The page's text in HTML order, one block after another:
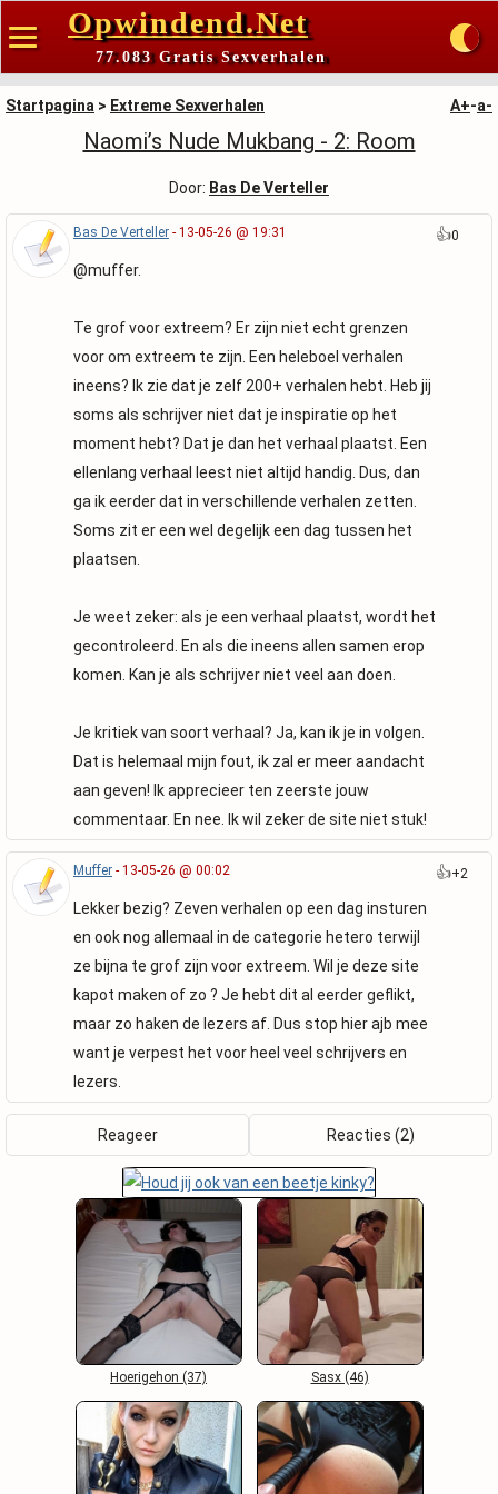
Opwindend.Net
77.083 Gratis Sexverhalen
Startpagina > Extreme Sexverhalen A+-a-
Naomi’s Nude Mukbang - 2: Room
Door: Bas De Verteller
Bas De Verteller - 13-05-26 @ 19:31
@muffer.
Te grof voor extreem? Er zijn niet echt grenzen
voor om extreem te zijn. Een heleboel verhalen
ineens? Ik zie dat je zelf 200+ verhalen hebt. Heb jij
soms als schrijver niet dat je inspiratie op het
moment hebt? Dat je dan het verhaal plaatst. Een
ellenlang verhaal leest niet altijd handig. Dus, dan
ga ik eerder dat in verschillende verhalen zetten.
Soms zit er een wel degelijk een dag tussen het
plaatsen.
Je weet zeker: als je een verhaal plaatst, wordt het
gecontroleerd. En als die ineens allen samen erop
komen. Kan je als schrijver niet veel aan doen.
Je kritiek van soort verhaal? Ja, kan ik je in volgen.
Dat is helemaal mijn fout, ik zal er meer aandacht
aan geven! Ik apprecieer ten zeerste jouw
commentaar. En nee. Ik wil zeker de site niet stuk!
👍0
Muffer - 13-05-26 @ 00:02
Lekker bezig? Zeven verhalen op een dag insturen
en ook nog allemaal in de categorie hetero terwijl
ze bijna te grof zijn voor extreem. Wil je deze site
kapot maken of zo ? Je hebt dit al eerder geflikt,
maar zo haken de lezers af. Dus stop hier ajb mee
want je verpest het voor heel veel schrijvers en
lezers.
👍+2
Reageer Reacties (2)
Hoerigehon (37) Sasx (46)